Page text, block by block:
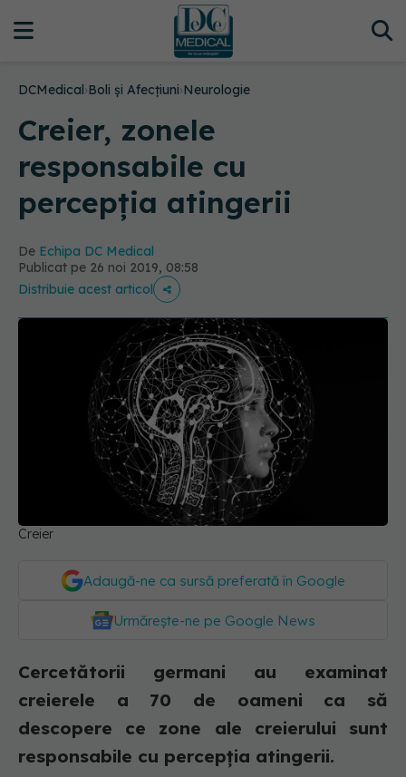
DCMedical›Boli și Afecțiuni›Neurologie
Creier, zonele
responsabile cu
percepția atingerii
De Echipa DC Medical
Publicat pe 26 noi 2019, 08:58
Distribuie acest articol
Creier
Adaugă-ne ca sursă preferată în Google
Urmărește-ne pe Google News
Cercetătorii germani au examinat
creierele a 70 de oameni ca să
descopere ce zone ale creierului sunt
responsabile cu percepția atingerii.